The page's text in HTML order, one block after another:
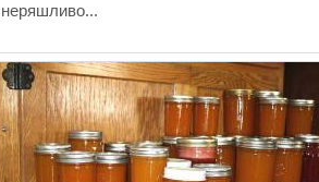
неряшливо...